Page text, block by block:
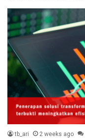
tb_ari 2 weeks ago